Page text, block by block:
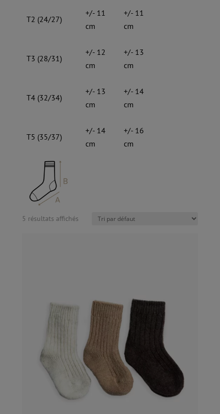
T2 (24/27)
+/- 11
cm
+/- 11
cm
T3 (28/31)
+/- 12
cm
+/- 13
cm
T4 (32/34)
+/- 13
cm
+/- 14
cm
T5 (35/37)
+/- 14
cm
+/- 16
cm
5 résultats affichés